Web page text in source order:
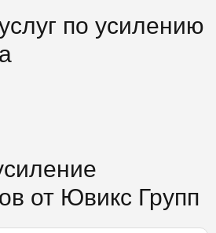
по усилению
от Ювикс Групп